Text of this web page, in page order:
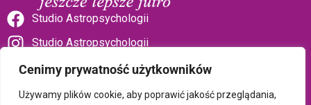
Cenimy prywatność użytkowników
Używamy plików cookie, aby poprawić jakość przeglądania,
Studio Astropsychologii
Studio Astropsychologii